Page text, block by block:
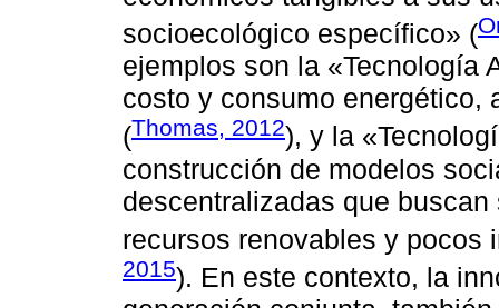
socioecológico específico» (
ejemplos son la «Tecnología
costo y consumo energético,
(Thomas, 2012), y la
construcción de modelos
descentralizadas que
recursos renovables y pocos
2015). En este contexto, la